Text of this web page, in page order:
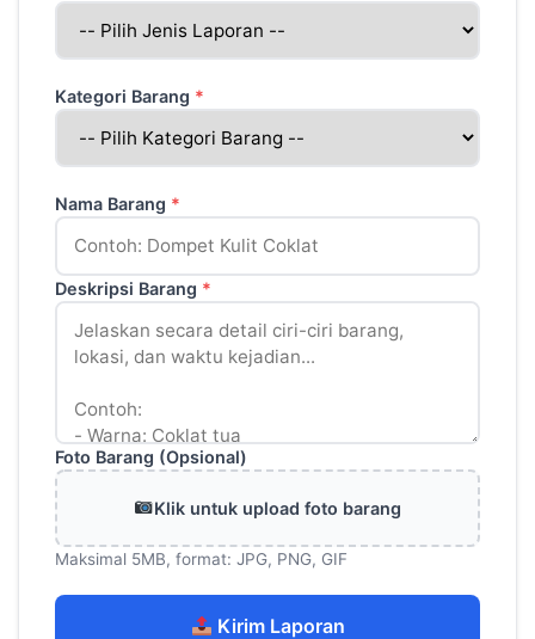
Kategori Barang *
Nama Barang *
Deskripsi Barang *
Foto Barang (Opsional)
Klik untuk upload foto barang
Maksimal 5MB, format: JPG, PNG, GIF
Kirim Laporan